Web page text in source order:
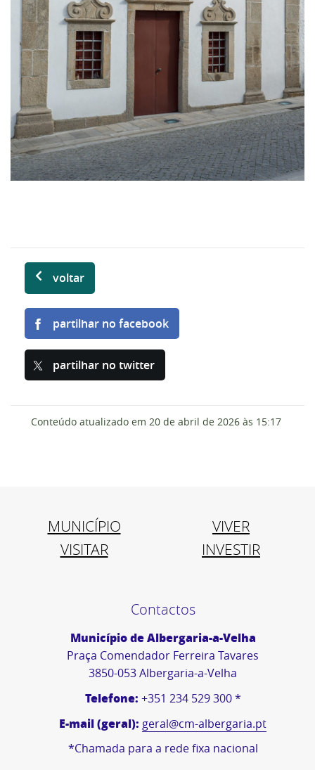
voltar
partilhar no facebook
partilhar no twitter
Conteúdo atualizado em 20 de abril de 2026 às 15:17
MUNICÍPIO
VIVER
VISITAR
INVESTIR
Contactos
Município de Albergaria-a-Velha
Praça Comendador Ferreira Tavares
3850-053 Albergaria-a-Velha
Telefone: +351 234 529 300 *
E-mail (geral): geral@cm-albergaria.pt
*Chamada para a rede fixa nacional